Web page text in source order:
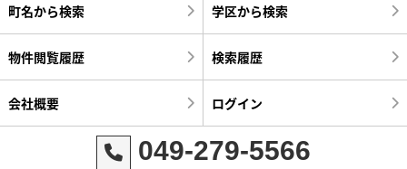
町名から検索 学区から検索
物件閲覧履歴 検索履歴
会社概要 ログイン
049-279-5566